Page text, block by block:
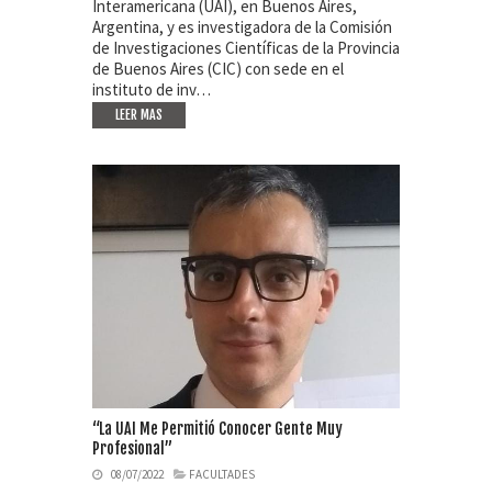
Interamericana (UAI), en Buenos Aires,
Argentina, y es investigadora de la Comisión
de Investigaciones Científicas de la Provincia
de Buenos Aires (CIC) con sede en el
instituto de inv…
LEER MAS
“La UAI Me Permitió Conocer Gente Muy
Profesional”
08/07/2022 FACULTADES